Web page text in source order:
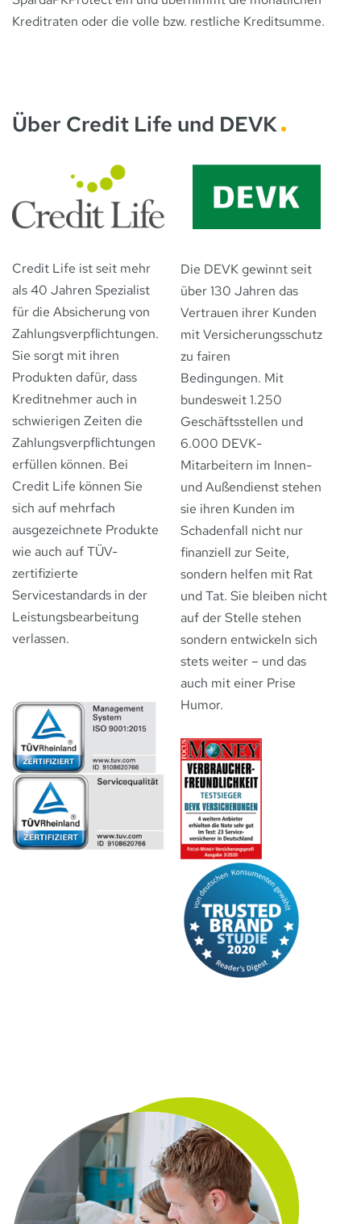
Kreditraten oder die volle bzw. restliche Kreditsumme.
Über Credit Life und DEVK
Credit Life ist seit mehr
als 40 Jahren Spezialist
für die Absicherung von
Zahlungsverpflichtungen.
Sie sorgt mit ihren
Produkten dafür, dass
Kreditnehmer auch in
schwierigen Zeiten die
Zahlungsverpflichtungen
erfüllen können. Bei
Credit Life können Sie
sich auf mehrfach
ausgezeichnete Produkte
wie auch auf TÜV-
zertifizierte
Servicestandards in der
Leistungsbearbeitung
verlassen.
Die DEVK gewinnt seit
über 130 Jahren das
Vertrauen ihrer Kunden
mit Versicherungsschutz
zu fairen
Bedingungen. Mit
bundesweit 1.250
Geschäftsstellen und
6.000 DEVK-​
Mitarbeitern im Innen-
und Außendienst stehen
sie ihren Kunden im
Schadenfall nicht nur
finanziell zur Seite,
sondern helfen mit Rat
und Tat. Sie bleiben nicht
auf der Stelle stehen
sondern entwickeln sich
stets weiter – und das
auch mit einer Prise
Humor.